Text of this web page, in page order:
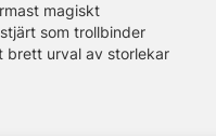
magiskt
som trollbinder
brett urval av storlekar